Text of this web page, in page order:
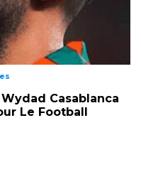
Casablanca
Le Football